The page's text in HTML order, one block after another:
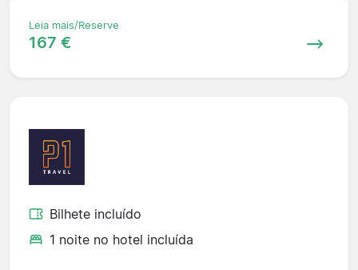
Leia mais/Reserve
167 €
Bilhete incluído
1 noite no hotel incluída